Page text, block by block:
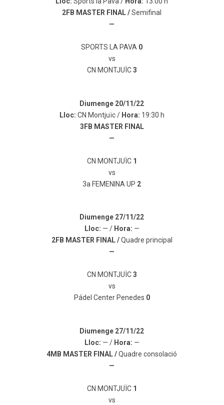
2FB MASTER FINAL/Semifinal
—
SPORTS LA PAVA 0
vs
CN MONTJUÏC3
Diumenge 20/11/22
Lloc: CN Montjuïc / Hora: 19:30 h
3FB MASTER FINAL
—
CN MONTJUÏC 1
vs
3a FEMENINA UP 2
Diumenge 27/11/22
Lloc: — / Hora: —
2FB MASTER FINAL/Quadre principal
—
CN MONTJUÏC3
vs
Pádel Center Penedes 0
Diumenge 27/11/22
Lloc: — / Hora: —
4MB MASTER FINAL/Quadre consolació
—
CN MONTJUÏC 1
vs